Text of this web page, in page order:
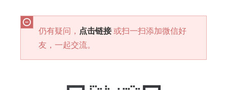
仍有疑问， 点击链接或扫一扫添加微信好
友，一起交流。